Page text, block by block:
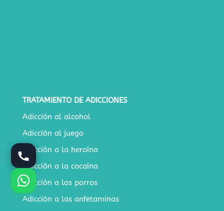
TRATAMIENTO DE ADICCIONES
Adicción al alcohol
Adicción al juego
Adicción a la heroína
Adicción a la cocaína
Adicción a los porros
Adicción a las anfetaminas